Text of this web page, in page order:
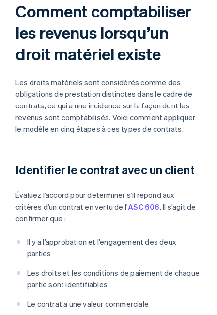
Comment comptabiliser
les revenus lorsqu’un
droit matériel existe
Les droits matériels sont considérés comme des
obligations de prestation distinctes dans le cadre de
contrats, ce qui a une incidence sur la façon dont les
revenus sont comptabilisés. Voici comment appliquer
le modèle en cinq étapes à ces types de contrats.
Identifier le contrat avec un client
Évaluez l’accord pour déterminer s’il répond aux
critères d’un contrat en vertu de l’ASC 606. Il s’agit de
confirmer que :
Il y a l’approbation et l’engagement des deux
parties
Les droits et les conditions de paiement de chaque
partie sont identifiables
Le contrat a une valeur commerciale